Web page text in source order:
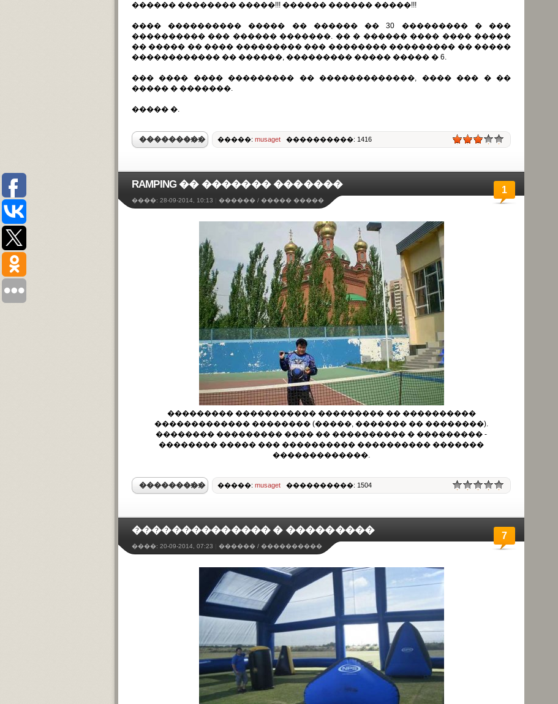
������ �������� �����!!! ������ ������ �����!!!
���� ���������� ����� �� ������ �� 30 ��������� � ���
���������� ��� ������ �������. �� � ������ ���� ���� �����
�� ����� �� ���� ��������� ��� �������� ��������� �� �����
������������ �� ������, ��������� ����� ����� � 6.
��� ���� ���� ��������� �� �������������, ���� ��� � ��
����� � �������.
����� �.
��������� �����: musaget ����������: 1416
RAMPING �� ������� �������
����: 28-09-2014, 10:13 ������ / ����� �����
1
��������� ����������� ��������� �� ����������
������������� �������� (�����, ������� �� ��������).
�������� ��������� ���� �� ���������� � ��������� -
�������� ����� ��� ���������� ���������� �������
�������������.
��������� �����: musaget ����������: 1504
�������������� � ���������
����: 20-09-2014, 07:23 ������ / ����������
7